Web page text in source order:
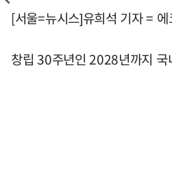
[서울=뉴시스]유희석 기자 =
창립 30주년인 2028년까지